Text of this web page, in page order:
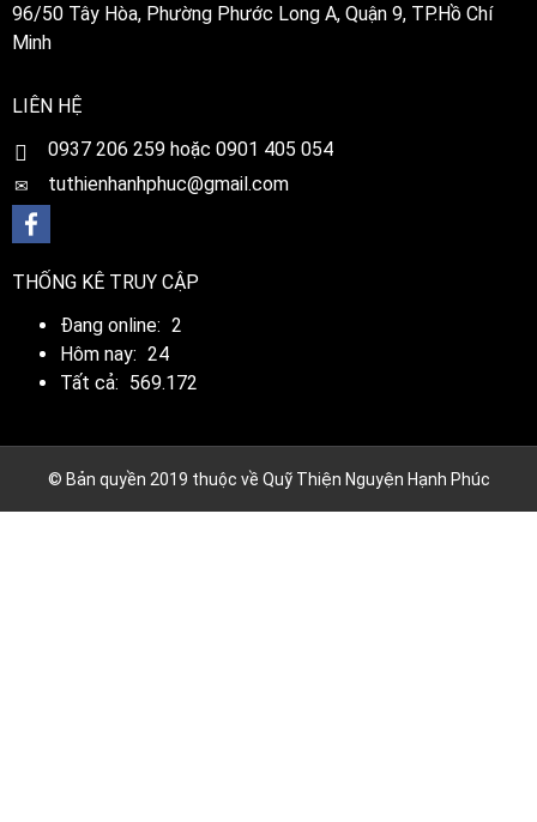
96/50 Tây Hòa, Phường Phước Long A, Quận 9, TP.Hồ Chí
Minh
LIÊN HỆ
0937 206 259 hoặc 0901 405 054
tuthienhanhphuc@gmail.com
THỐNG KÊ TRUY CẬP
Đang online: 2
Hôm nay: 24
Tất cả: 569.172
© Bản quyền 2019 thuộc về Quỹ Thiện Nguyện Hạnh Phúc